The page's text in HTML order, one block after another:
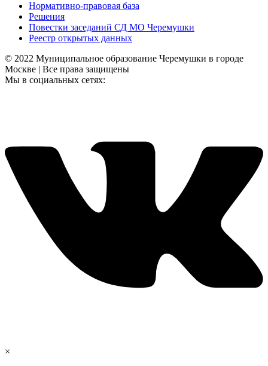
Нормативно-правовая база
Решения
Повестки заседаний СД МО Черемушки
Реестр открытых данных
© 2022 Муниципальное образование Черемушки в городе
Москве | Все права защищены
Мы в социальных сетях:
×